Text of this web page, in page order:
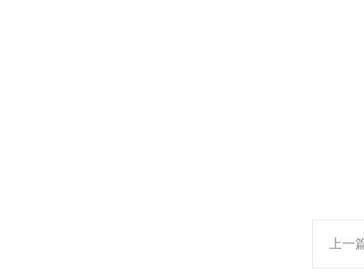
上一